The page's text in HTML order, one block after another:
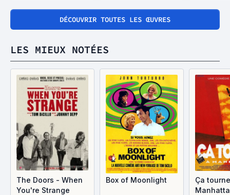
DÉCOUVRIR TOUTES LES ŒUVRES
LES MIEUX NOTÉES
The Doors - When
You're Strange
Box of Moonlight
Ça